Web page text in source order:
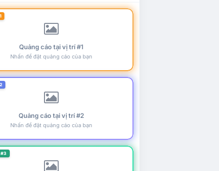
Quảng cáo tại vị trí #1
Nhấn để đặt quảng cáo của bạn
Quảng cáo tại vị trí #2
Nhấn để đặt quảng cáo của bạn